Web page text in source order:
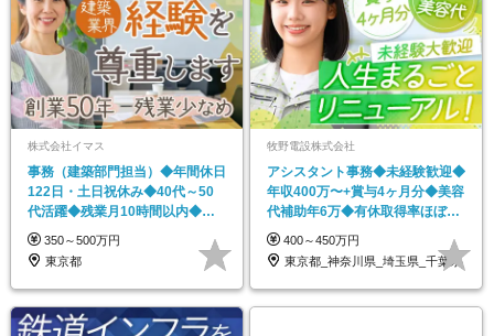
株式会社イマス
事務（建築部門担当）◆年間休日
122日・土日祝休み◆40代～50
代活躍◆残業月10時間以内◆時
短勤務相談可
350～500万円
東京都
牧野電設株式会社
アシスタント事務◆未経験歓迎◆
年収400万〜+賞与4ヶ月分◆美容
代補助年6万◆有休取得率ほぼ
100%
400～450万円
東京都_神奈川県_埼玉県_千葉県